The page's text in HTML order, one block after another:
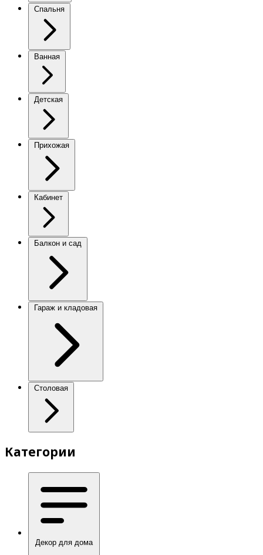
Спальня
Ванная
Детская
Прихожая
Кабинет
Балкон и сад
Гараж и кладовая
Столовая
Категории
Декор для дома